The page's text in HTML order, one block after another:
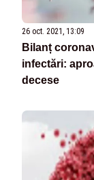
26 oct. 2021, 13:09
Bilanț
infectări:
decese